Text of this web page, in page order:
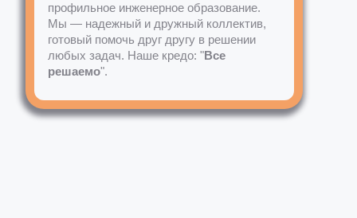
профильное инженерное образование.
Мы — надежный и дружный коллектив,
готовый помочь друг другу в решении
любых задач. Наше кредо: "Все
решаемо".